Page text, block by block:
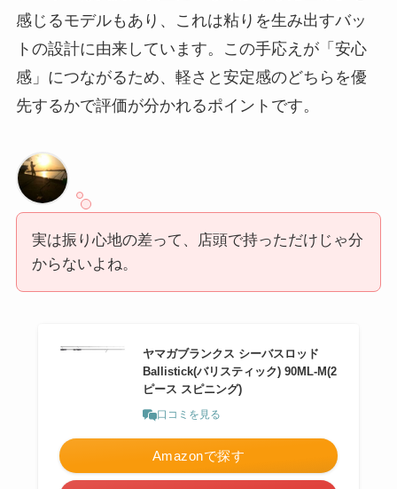
感じるモデルもあり、これは粘りを生み出すバッ
トの設計に由来しています。この手応えが「安心
感」につながるため、軽さと安定感のどちらを優
先するかで評価が分かれるポイントです。
実は振り心地の差って、店頭で持っただけじゃ分
からないよね。
ヤマガブランクス シーバスロッド
Ballistick(バリスティック) 90ML-M(2
ピース スピニング)
口コミを見る
Amazonで探す